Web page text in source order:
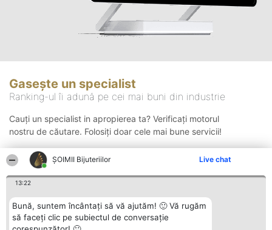
ŞOIMII Bijuteriilor Live chat
13:22
Bună, suntem încântați să vă ajutăm! 🙂 Vă rugăm
să faceți clic pe subiectul de conversație
Gasește un specialist
Ranking-ul îi adună pe cei mai buni din industrie
Cauți un specialist in apropierea ta? Verificați motorul
nostru de căutare. Folosiți doar cele mai bune servicii!